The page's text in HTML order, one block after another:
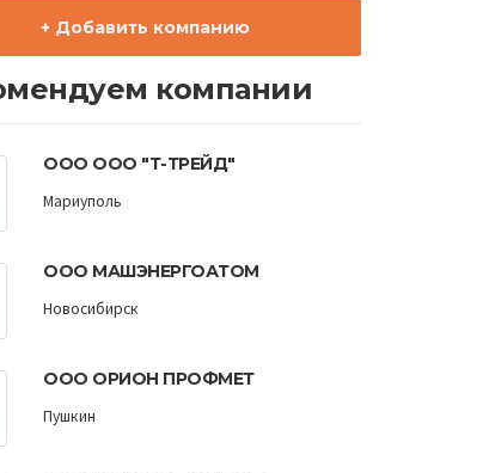
+ Добавить компанию
компании
ООО ООО "Т-ТРЕЙД"
Мариуполь
ООО МАШЭНЕРГОАТОМ
Новосибирск
ООО ОРИОН ПРОФМЕТ
Пушкин